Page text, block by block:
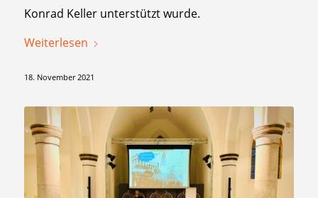
Konrad Keller unterstützt wurde.
Weiterlesen
18. November 2021